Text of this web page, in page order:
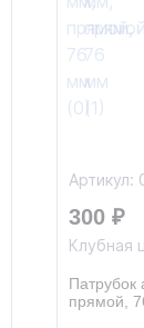
Артикул:
300 ₽
Клубная
прямой,